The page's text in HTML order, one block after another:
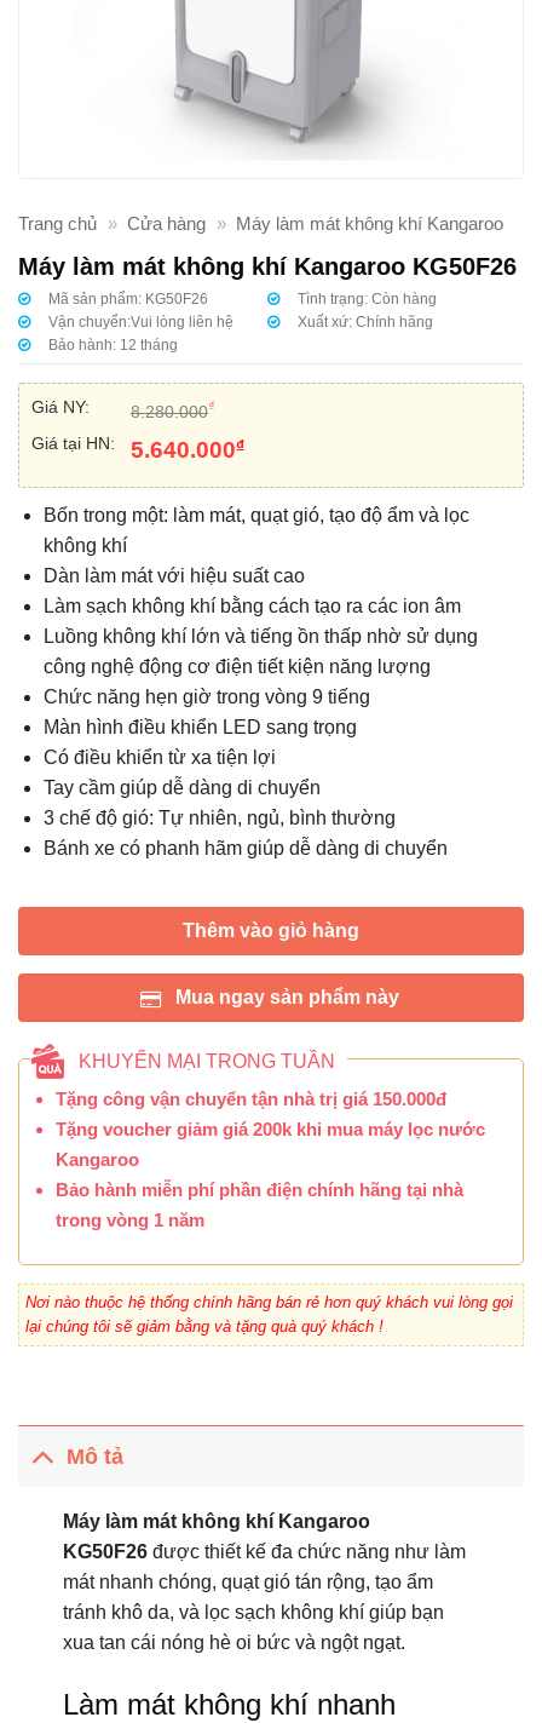
Trang chủ » Cửa hàng » Máy làm mát không khí Kangaroo
Máy làm mát không khí Kangaroo KG50F26
Mã sản phẩm: KG50F26 Tình trạng:Còn hàng
Vận chuyển:Vui lòng liên hệ Xuất xứ: Chính hãng
Bảo hành: 12 tháng
Giá NY: 8.280.000₫
Giá tại HN: 5.640.000₫
Bốn trong một: làm mát, quạt gió, tạo độ ẩm và lọc
không khí
Dàn làm mát với hiệu suất cao
Làm sạch không khí bằng cách tạo ra các ion âm
Luồng không khí lớn và tiếng ồn thấp nhờ sử dụng
công nghệ động cơ điện tiết kiện năng lượng
Chức năng hẹn giờ trong vòng 9 tiếng
Màn hình điều khiển LED sang trọng
Có điều khiển từ xa tiện lợi
Tay cầm giúp dễ dàng di chuyển
3 chế độ gió: Tự nhiên, ngủ, bình thường
Bánh xe có phanh hãm giúp dễ dàng di chuyển
Thêm vào giỏ hàng
Mua ngay sản phẩm này
KHUYẾN MẠI TRONG TUẦN
Tặng công vận chuyển tận nhà trị giá 150.000đ
Tặng voucher giảm giá 200k khi mua máy lọc nước
Kangaroo
Bảo hành miễn phí phần điện chính hãng tại nhà
trong vòng 1 năm
Nơi nào thuộc hệ thống chính hãng bán rẻ hơn quý khách vui lòng gọi
lại chúng tôi sẽ giảm bằng và tặng quà quý khách !
Mô tả
Máy làm mát không khí Kangaroo
KG50F26 được thiết kế đa chức năng như làm
mát nhanh chóng, quạt gió tán rộng, tạo ẩm
tránh khô da, và lọc sạch không khí giúp bạn
xua tan cái nóng hè oi bức và ngột ngạt.
Làm mát không khí nhanh